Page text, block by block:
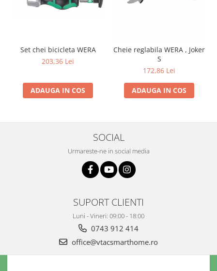
Set chei bicicleta WERA
203,36 Lei
ADAUGA IN COS
Cheie reglabila WERA , Joker
S
172,86 Lei
ADAUGA IN COS
SOCIAL
Urmareste-ne in social media
SUPORT CLIENTI
Luni - Vineri: 09:00 - 18:00
0743 912 414
office@vtacsmarthome.ro